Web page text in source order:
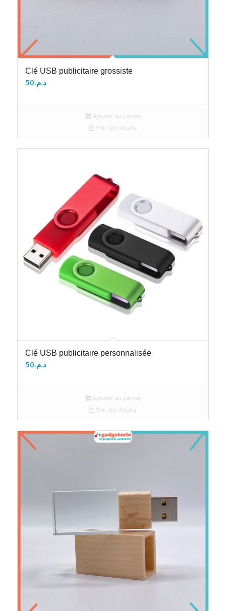
Clé USB publicitaire grossiste
د.م.50
Ajouter au panier
Voir les détails
Clé USB publicitaire personnalisée
د.م.50
Ajouter au panier
Voir les détails